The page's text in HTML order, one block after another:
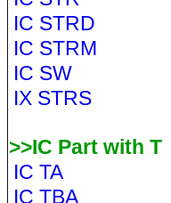
IC STRD
IC STRM
IC SW
IX STRS
>>IC Part with T
IC TA
IC TBA